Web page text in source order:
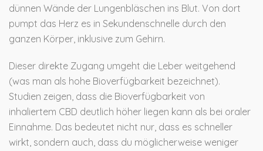
dünnen Wände der Lungenbläschen ins Blut. Von dort
pumpt das Herz es in Sekundenschnelle durch den
ganzen Körper, inklusive zum Gehirn.
Dieser direkte Zugang umgeht die Leber weitgehend
(was man als hohe Bioverfügbarkeit bezeichnet).
Studien zeigen, dass die Bioverfügbarkeit von
inhaliertem CBD deutlich höher liegen kann als bei oraler
Einnahme. Das bedeutet nicht nur, dass es schneller
wirkt, sondern auch, dass du möglicherweise weniger